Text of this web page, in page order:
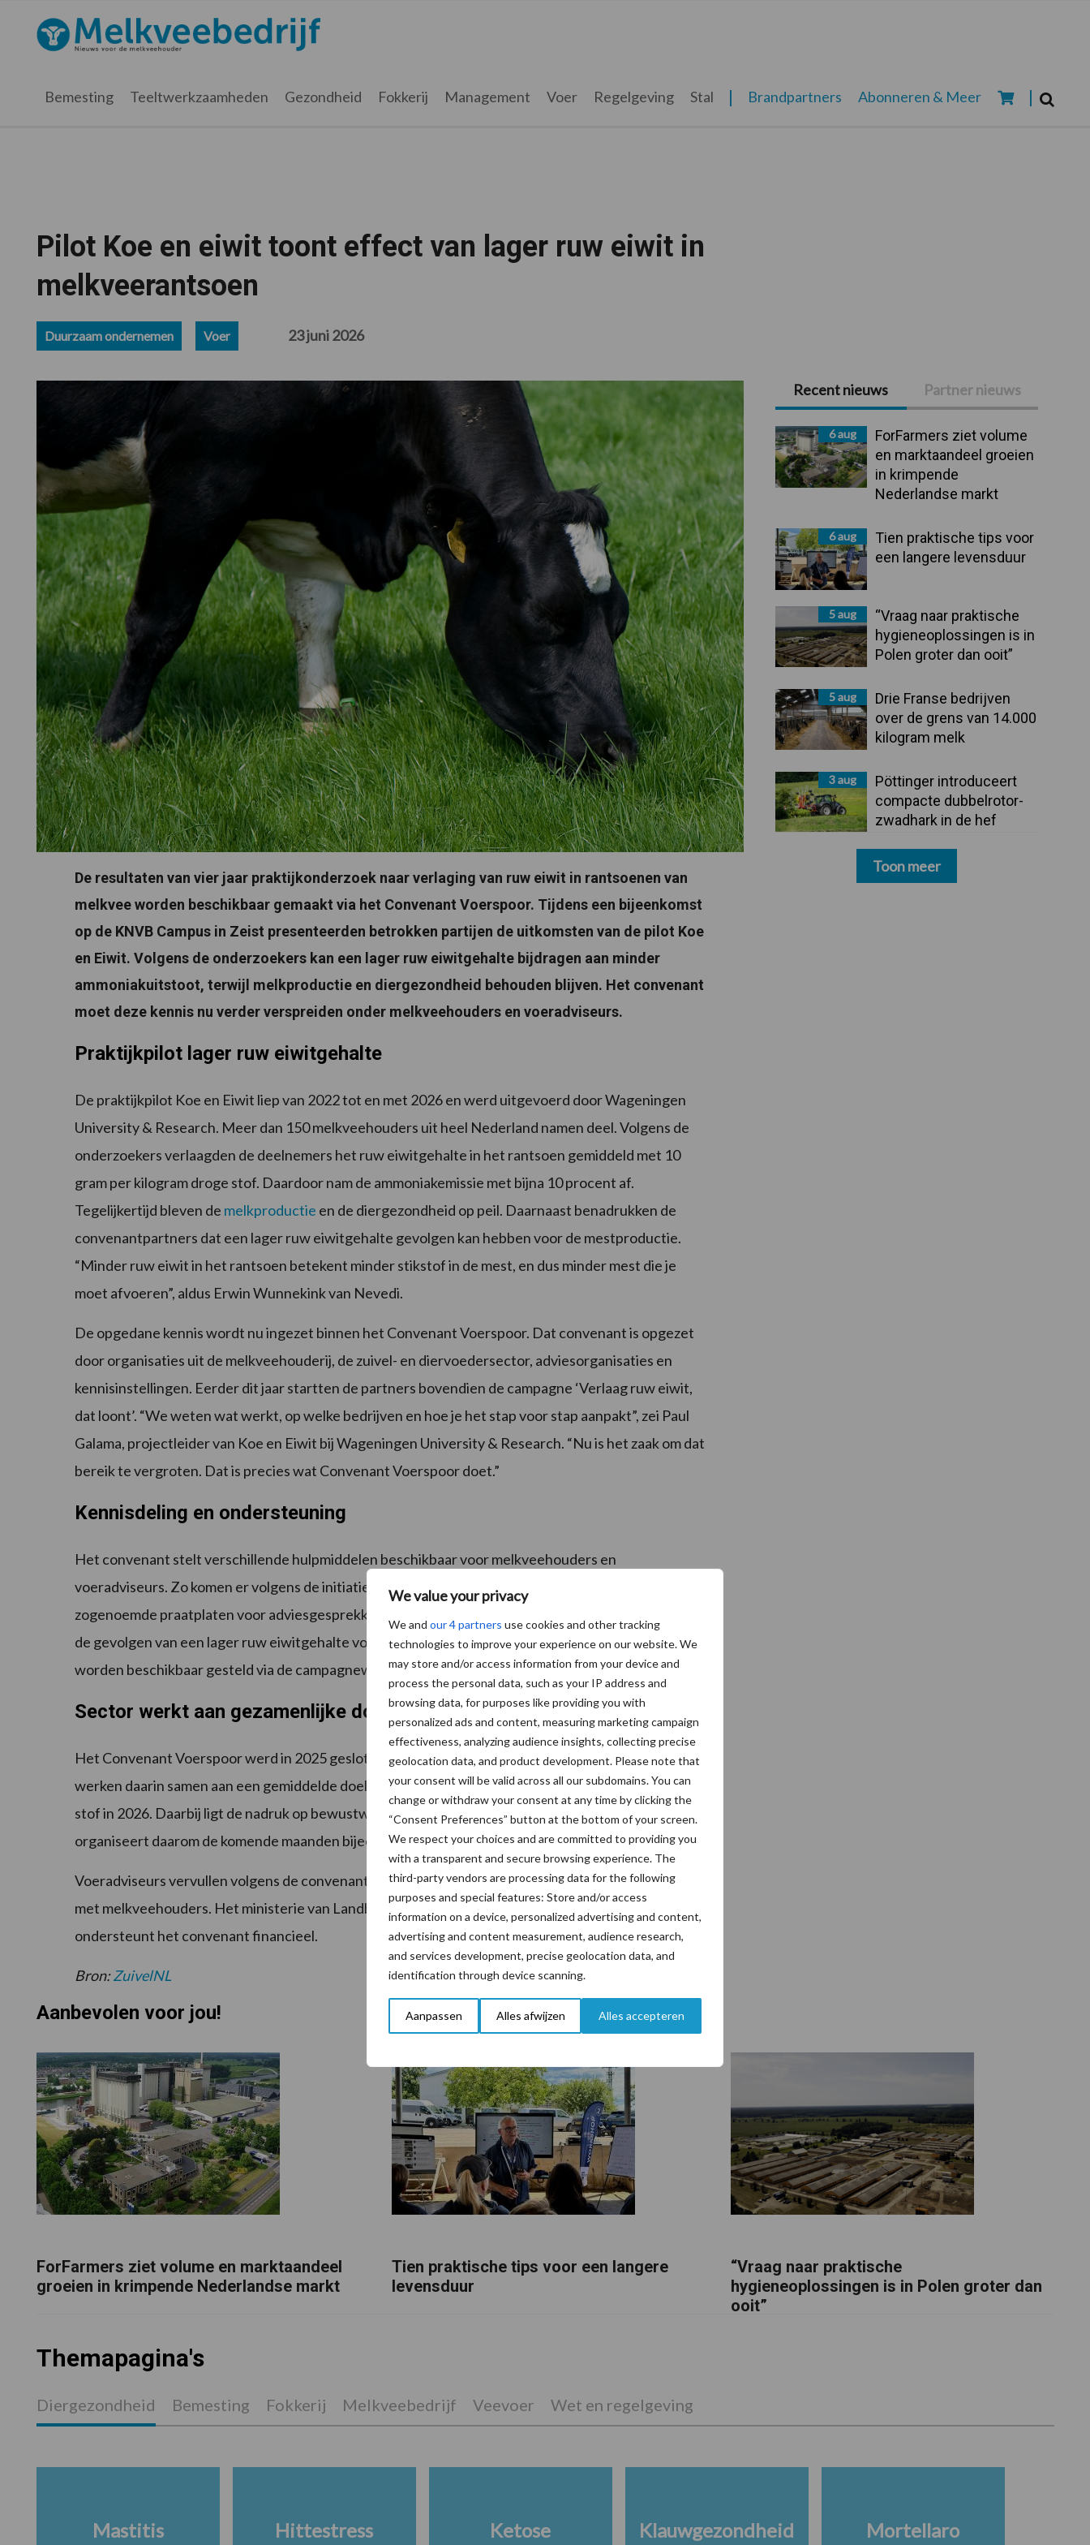
We value your privacy
We and our 4 partners use cookies and other tracking
technologies to improve your experience on our website. We
may store and/or access information from your device and
process the personal data, such as your IP address and
browsing data, for purposes like providing you with
personalized ads and content, measuring marketing campaign
effectiveness, analyzing audience insights, collecting precise
geolocation data, and product development. Please note that
your consent will be valid across all our subdomains. You can
change or withdraw your consent at any time by clicking the
“Consent Preferences” button at the bottom of your screen.
We respect your choices and are committed to providing you
with a transparent and secure browsing experience. The
third-party vendors are processing data for the following
purposes and special features: Store and/or access
information on a device, personalized advertising and content,
advertising and content measurement, audience research,
and services development, precise geolocation data, and
identification through device scanning.
Aanpassen Alles afwijzen Alles accepteren
hoofdnavigatie
hoofd
eerste
voettekst
Melkveebedrijf.nl
Bemesting Teeltwerkzaamheden Gezondheid Fokkerij Management Voer Regelgeving Stal Brandpartners Abonneren & Meer
Pilot Koe en eiwit toont effect van lager ruw eiwit in
melkveerantsoen
Duurzaam ondernemen Voer 23 juni 2026
De resultaten van vier jaar praktijkonderzoek naar verlaging van ruw eiwit in rantsoenen van
melkvee worden beschikbaar gemaakt via het Convenant Voerspoor. Tijdens een bijeenkomst
op de KNVB Campus in Zeist presenteerden betrokken partijen de uitkomsten van de pilot Koe
en Eiwit. Volgens de onderzoekers kan een lager ruw eiwitgehalte bijdragen aan minder
ammoniakuitstoot, terwijl melkproductie en diergezondheid behouden blijven. Het convenant
moet deze kennis nu verder verspreiden onder melkveehouders en voeradviseurs.
Praktijkpilot lager ruw eiwitgehalte
De praktijkpilot Koe en Eiwit liep van 2022 tot en met 2026 en werd uitgevoerd door Wageningen
University & Research. Meer dan 150 melkveehouders uit heel Nederland namen deel. Volgens de
onderzoekers verlaagden de deelnemers het ruw eiwitgehalte in het rantsoen gemiddeld met 10
gram per kilogram droge stof. Daardoor nam de ammoniakemissie met bijna 10 procent af.
Tegelijkertijd bleven de melkproductie en de diergezondheid op peil. Daarnaast benadrukken de
convenantpartners dat een lager ruw eiwitgehalte gevolgen kan hebben voor de mestproductie.
“Minder ruw eiwit in het rantsoen betekent minder stikstof in de mest, en dus minder mest die je
moet afvoeren”, aldus Erwin Wunnekink van Nevedi.
De opgedane kennis wordt nu ingezet binnen het Convenant Voerspoor. Dat convenant is opgezet
door organisaties uit de melkveehouderij, de zuivel- en diervoedersector, adviesorganisaties en
kennisinstellingen. Eerder dit jaar startten de partners bovendien de campagne ‘Verlaag ruw eiwit,
dat loont’. “We weten wat werkt, op welke bedrijven en hoe je het stap voor stap aanpakt”, zei Paul
Galama, projectleider van Koe en Eiwit bij Wageningen University & Research. “Nu is het zaak om dat
bereik te vergroten. Dat is precies wat Convenant Voerspoor doet.”
Kennisdeling en ondersteuning
Het convenant stelt verschillende hulpmiddelen beschikbaar voor melkveehouders en
voeradviseurs. Zo komen er volgens de initiatiefnemers onder meer rekentools, webinars en
zogenoemde praatplaten voor adviesgesprekken. Deze middelen moeten ondernemers helpen om
de gevolgen van een lager ruw eiwitgehalte voor hun bedrijf inzichtelijk te maken. De hulpmiddelen
worden beschikbaar gesteld via de campagnewebsite van het convenant.
Sector werkt aan gezamenlijke doelstelling
Het Convenant Voerspoor werd in 2025 gesloten als vrijwillig sectorakkoord. Dertien organisaties
werken daarin samen aan een gemiddelde doelstelling van 158 gram ruw eiwit per kilogram droge
stof in 2026. Daarbij ligt de nadruk op bewustwording en praktische ondersteuning. Het convenant
organiseert daarom de komende maanden bijeenkomsten, webinars en studiegroepen.
Voeradviseurs vervullen volgens de convenantpartners een belangrijke rol bij het delen van kennis
met melkveehouders. Het ministerie van Landbouw, Visserij, Voedselzekerheid en Natuur
ondersteunt het convenant financieel.
Bron:ZuivelNL
Primaire
Sidebar
Recent nieuws Partner nieuws
6 aug
ForFarmers ziet volume
en marktaandeel groeien
in krimpende
Nederlandse markt
6 aug
Tien praktische tips voor
een langere levensduur
5 aug
“Vraag naar praktische
hygieneoplossingen is in
Polen groter dan ooit”
5 aug
Drie Franse bedrijven
over de grens van 14.000
kilogram melk
3 aug
Pöttinger introduceert
compacte dubbelrotor-
zwadhark in de hef
Toon meer
Aanbevolen voor jou!
ForFarmers ziet volume en marktaandeel
groeien in krimpende Nederlandse markt
Tien praktische tips voor een langere
levensduur
“Vraag naar praktische
hygieneoplossingen is in Polen groter dan
ooit”
Themapagina's
Diergezondheid Bemesting Fokkerij Melkveebedrijf Veevoer Wet en regelgeving
Mastitis Hittestress Ketose Klauwgezondheid Mortellaro